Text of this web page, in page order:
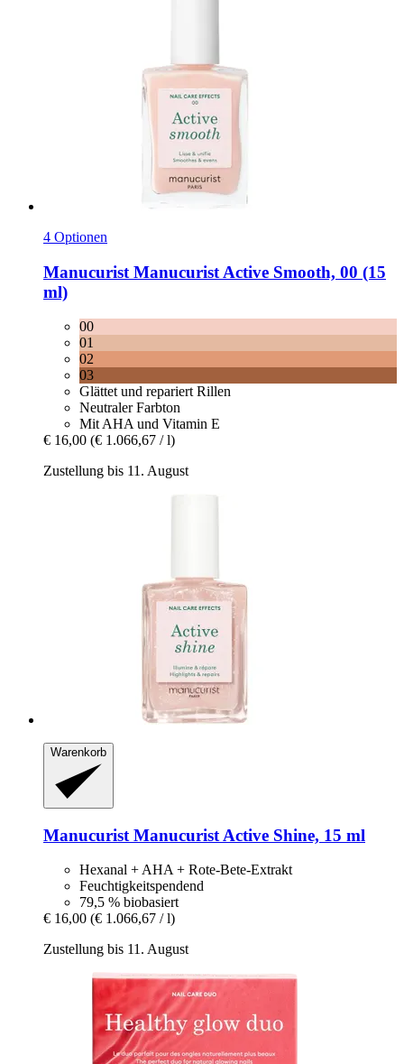
4 Optionen
Manucurist Manucurist Active Smooth, 00 (15
ml)
00
01
02
03
Glättet und repariert Rillen
Neutraler Farbton
Mit AHA und Vitamin E
€ 16,00 (€ 1.066,67 / l)
Zustellung bis 11. August
Warenkorb
Manucurist Manucurist Active Shine, 15 ml
Hexanal + AHA + Rote-Bete-Extrakt
Feuchtigkeitspendend
79,5 % biobasiert
€ 16,00 (€ 1.066,67 / l)
Zustellung bis 11. August